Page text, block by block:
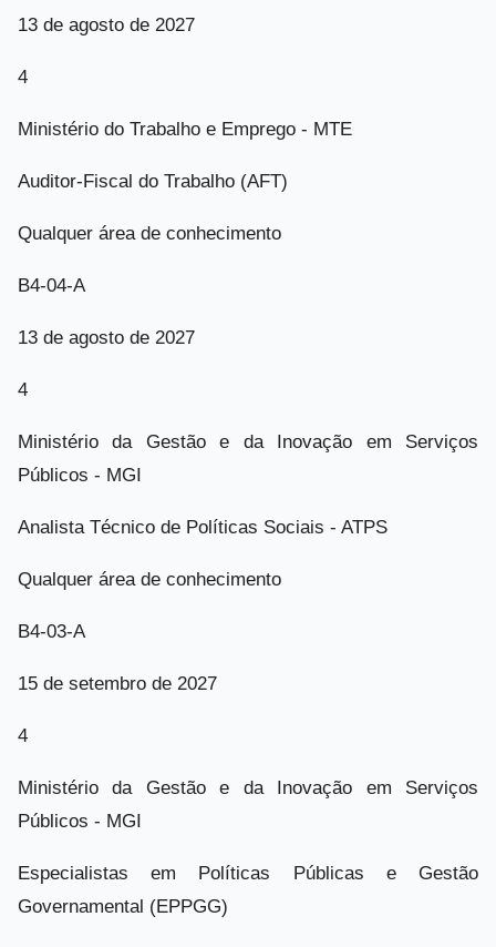
13 de agosto de 2027
4
Ministério do Trabalho e Emprego - MTE
Auditor-Fiscal do Trabalho (AFT)
Qualquer área de conhecimento
B4-04-A
13 de agosto de 2027
4
Ministério da Gestão e da Inovação em Serviços
Públicos - MGI
Analista Técnico de Políticas Sociais - ATPS
Qualquer área de conhecimento
B4-03-A
15 de setembro de 2027
4
Ministério da Gestão e da Inovação em Serviços
Públicos - MGI
Especialistas em Políticas Públicas e Gestão
Governamental (EPPGG)